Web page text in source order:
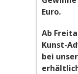
Euro.
Ab
Kunst-
bei